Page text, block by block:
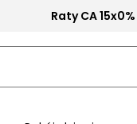
Raty CA 15x0%